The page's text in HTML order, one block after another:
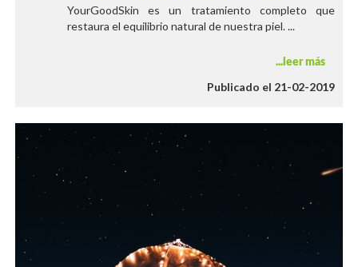
YourGoodSkin es un tratamiento completo que
restaura el equilibrio natural de nuestra piel. ...
leer más
Publicado el 21-02-2019